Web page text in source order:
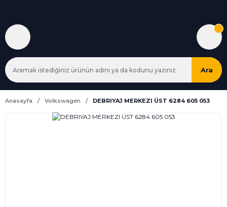
Ara
Anasayfa Volkswagen DEBRIYAJ MERKEZI ÜST 6284 605 053